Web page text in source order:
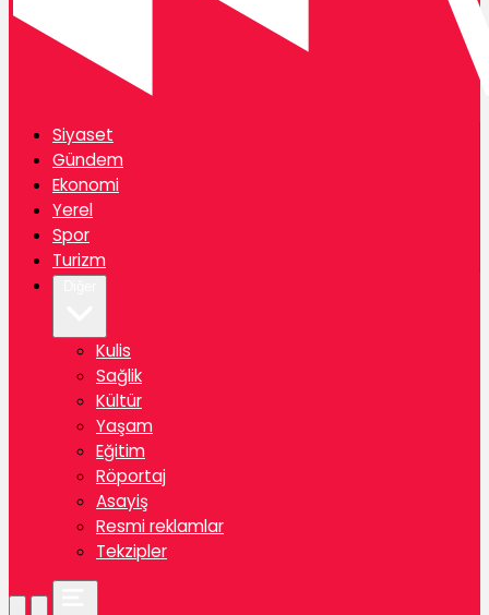
Siyaset
Gündem
Ekonomi
Yerel
Spor
Turizm
Kulis
Sağlik
Kültür
Yaşam
Eğitim
Röportaj
Asayiş
Resmi reklamlar
Tekzipler